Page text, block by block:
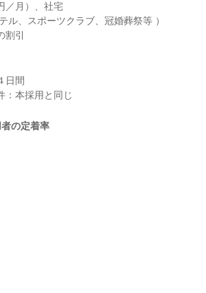
／月）、社宅
ル、スポーツクラブ、冠婚葬祭等 ）
割引
日間
の定着率